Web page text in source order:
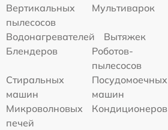
Вертикальных
пылесосов
Мультиварок
Водонагревателей
Вытяжек
Блендеров
Роботов-
пылесосов
Стиральных
машин
Посудомоечных
машин
Микроволновых
печей
Кондиционеров